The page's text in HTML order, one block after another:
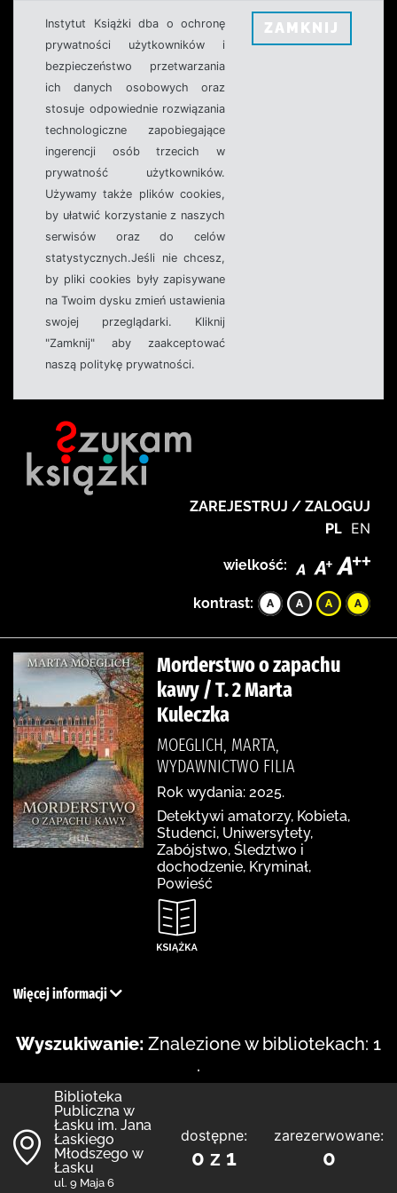
Instytut Książki dba o ochronę
prywatności użytkowników i
bezpieczeństwo przetwarzania
ich danych osobowych oraz
stosuje odpowiednie rozwiązania
technologiczne zapobiegające
ingerencji osób trzecich w
prywatność użytkowników.
Używamy także plików cookies,
by ułatwić korzystanie z naszych
serwisów oraz do celów
statystycznych.Jeśli nie chcesz,
by pliki cookies były zapisywane
na Twoim dysku zmień ustawienia
swojej przeglądarki. Kliknij
"Zamknij" aby zaakceptować
naszą politykę prywatności.
ZAMKNIJ
ZAREJESTRUJ / ZALOGUJ
PL EN
wielkość:
kontrast:
Morderstwo o zapachu
kawy / T. 2 Marta
Kuleczka
MOEGLICH, MARTA,
WYDAWNICTWO FILIA
Rok wydania: 2025.
Detektywi amatorzy, Kobieta,
Studenci, Uniwersytety,
Zabójstwo, Śledztwo i
dochodzenie, Kryminał,
Powieść
Więcej informacji
Wyszukiwanie: Znalezione w bibliotekach: 1
.
Biblioteka
Publiczna w
Łasku im. Jana
Łaskiego
Młodszego w
Łasku
ul. 9 Maja 6
dostępne:
0 z 1
zarezerwowane:
0